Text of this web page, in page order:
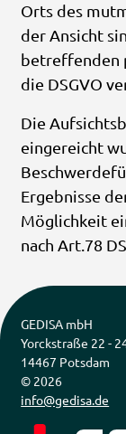
Orts des
der Ansicht
betreffenden
die DSGVO
Die
eingereicht
Ergebnisse
Möglichkeit
nach Art.78
GEDISA mbH
Yorckstraße 22 -
14467 Potsdam
© 2026
info@gedisa.de